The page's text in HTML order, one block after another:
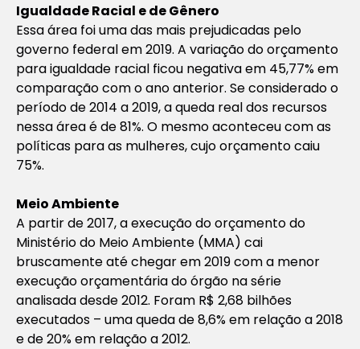
Igualdade Racial e de Gênero
Essa área foi uma das mais prejudicadas pelo
governo federal em 2019. A variação do orçamento
para igualdade racial ficou negativa em 45,77% em
comparação com o ano anterior. Se considerado o
período de 2014 a 2019, a queda real dos recursos
nessa área é de 81%. O mesmo aconteceu com as
políticas para as mulheres, cujo orçamento caiu
75%.
Meio Ambiente
A partir de 2017, a execução do orçamento do
Ministério do Meio Ambiente (MMA) cai
bruscamente até chegar em 2019 com a menor
execução orçamentária do órgão na série
analisada desde 2012. Foram R$ 2,68 bilhões
executados – uma queda de 8,6% em relação a 2018
e de 20% em relação a 2012.